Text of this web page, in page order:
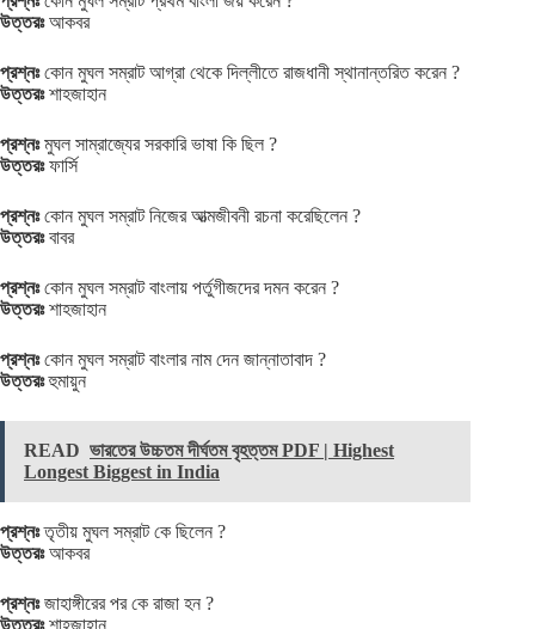
উত্তরঃআকবর
প্রশ্নঃকোন মুঘল সম্রাট আগ্রা থেকে দিল্লীতে রাজধানী স্থানান্তরিত করেন ?
উত্তরঃশাহজাহান
প্রশ্নঃমুঘল সাম্রাজ্যের সরকারি ভাষা কি ছিল ?
উত্তরঃফার্সি
প্রশ্নঃকোন মুঘল সম্রাট নিজের আত্মজীবনী রচনা করেছিলেন ?
উত্তরঃবাবর
প্রশ্নঃকোন মুঘল সম্রাট বাংলায় পর্তুগীজদের দমন করেন ?
উত্তরঃশাহজাহান
প্রশ্নঃকোন মুঘল সম্রাট বাংলার নাম দেন জান্নাতাবাদ ?
উত্তরঃহুমায়ুন
READ ভারতের উচ্চতম দীর্ঘতম বৃহত্তম PDF | Highest
Longest Biggest in India
প্রশ্নঃতৃতীয় মুঘল সম্রাট কে ছিলেন ?
উত্তরঃআকবর
প্রশ্নঃজাহাঙ্গীরের পর কে রাজা হন ?
উত্তরঃশাহজাহান